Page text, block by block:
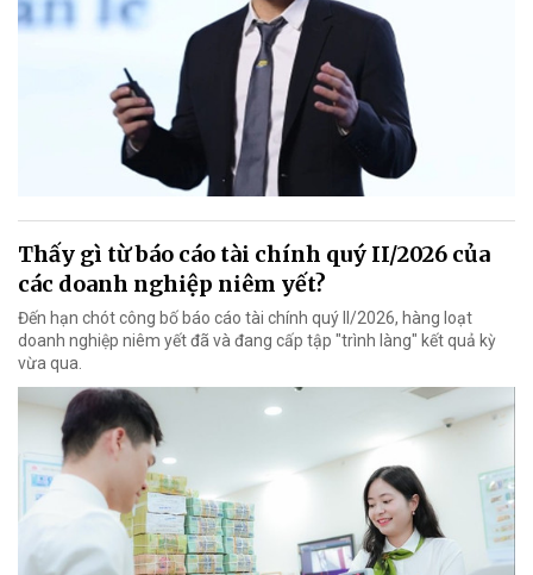
Thấy gì từ báo cáo tài chính quý II/2026 của
các doanh nghiệp niêm yết?
Đến hạn chót công bố báo cáo tài chính quý II/2026, hàng loạt
doanh nghiệp niêm yết đã và đang cấp tập "trình làng" kết quả kỳ
vừa qua.